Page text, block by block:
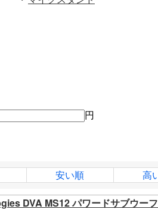
円
安い順 高
DVA MS12 パワードサブウー